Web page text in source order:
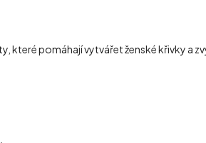
které pomáhají vytvářet ženské křivky a